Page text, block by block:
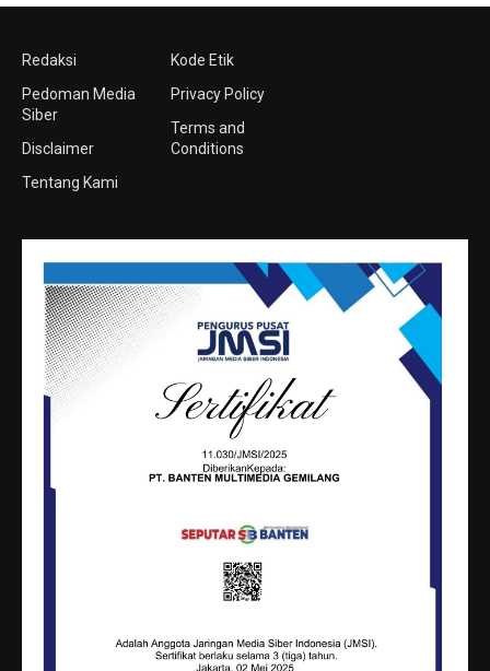
Redaksi
Pedoman Media
Siber
Disclaimer
Tentang Kami
Kode Etik
Privacy Policy
Terms and
Conditions